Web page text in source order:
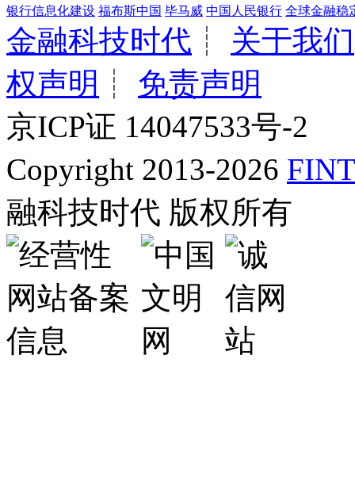
银行信息化建设 福布斯中国 毕马威 中国人民银行 全球金融稳
金融科技时代 ┊ 关于我们
权声明 ┊ 免责声明
京ICP证 14047533号-2
Copyright 2013-2026
融科技时代 版权所有